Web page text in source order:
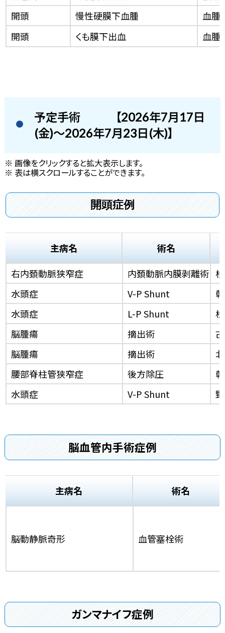
開頭
慢性硬膜下血腫
血腫
開頭
くも膜下出血 血腫
予定手術
【2026年7月17日
(金)～2026年7月23日(木)】
※ 画像をクリックすると拡大表示します。
※ 表は横スクロールすることができます。
開頭症例
主病名
術名
右内頚動脈狭窄症
内頚動脈内膜剥離術
水頭症
V-P Shunt
水頭症
L-P Shunt
脳腫瘍
摘出術
脳腫瘍
摘出術
腰部脊柱管狭窄症
後方除圧
水頭症
V-P Shunt
脳血管内手術症例
主病名 術名
脳動静脈奇形 血管塞栓術
ガンマナイフ症例